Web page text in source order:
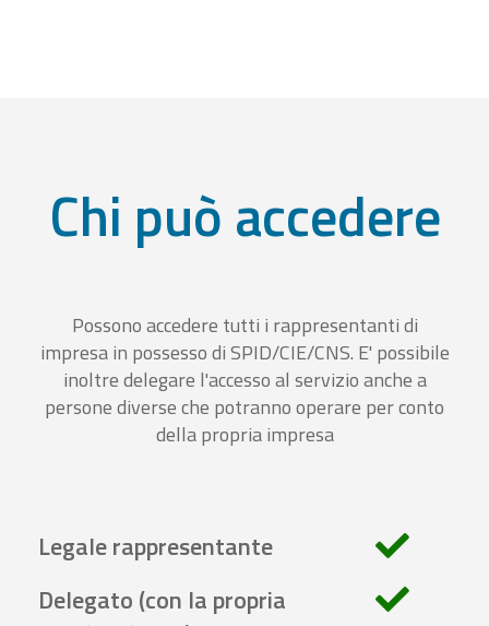
Chi può accedere
Possono accedere tutti i rappresentanti di
impresa in possesso di SPID/CIE/CNS. E' possibile
inoltre delegare l'accesso al servizio anche a
persone diverse che potranno operare per conto
della propria impresa
Legale rappresentante
Delegato (con la propria